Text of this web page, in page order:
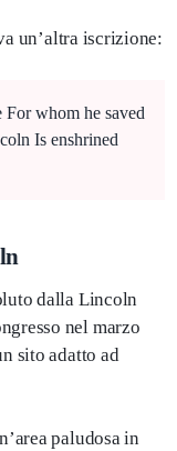
un’altra iscrizione:
For whom he saved
Is enshrined
dalla Lincoln
nel marzo
sito adatto ad
paludosa in